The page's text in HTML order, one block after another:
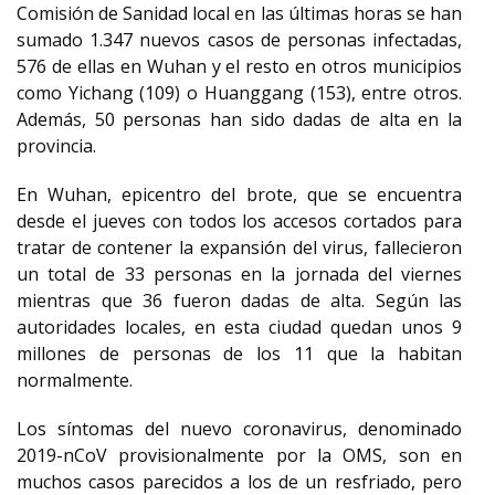
Comisión de Sanidad local en las últimas horas se han
sumado 1.347 nuevos casos de personas infectadas,
576 de ellas en Wuhan y el resto en otros municipios
como Yichang (109) o Huanggang (153), entre otros.
Además, 50 personas han sido dadas de alta en la
provincia.
En Wuhan, epicentro del brote, que se encuentra
desde el jueves con todos los accesos cortados para
tratar de contener la expansión del virus, fallecieron
un total de 33 personas en la jornada del viernes
mientras que 36 fueron dadas de alta. Según las
autoridades locales, en esta ciudad quedan unos 9
millones de personas de los 11 que la habitan
normalmente.
Los síntomas del nuevo coronavirus, denominado
2019-nCoV provisionalmente por la OMS, son en
muchos casos parecidos a los de un resfriado, pero